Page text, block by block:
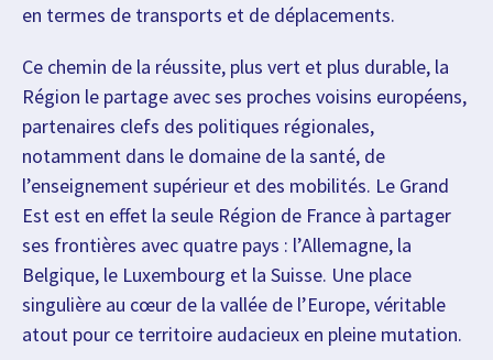
en termes de transports et de déplacements.
Ce chemin de la réussite, plus vert et plus durable, la
Région le partage avec ses proches voisins européens,
partenaires clefs des politiques régionales,
notamment dans le domaine de la santé, de
l’enseignement supérieur et des mobilités. Le Grand
Est est en effet la seule Région de France à partager
ses frontières avec quatre pays : l’Allemagne, la
Belgique, le Luxembourg et la Suisse. Une place
singulière au cœur de la vallée de l’Europe, véritable
atout pour ce territoire audacieux en pleine mutation.